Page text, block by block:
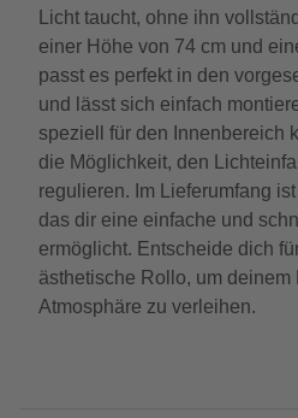
Licht taucht, ohne ihn
einer Höhe von 74 cm und
passt es perfekt in den
und lässt sich einfach
speziell für den Innenbereich
die Möglichkeit, den
regulieren. Im Lieferumfang
das dir eine einfache und
ermöglicht. Entscheide dich
ästhetische Rollo, um
Atmosphäre zu verleihen.